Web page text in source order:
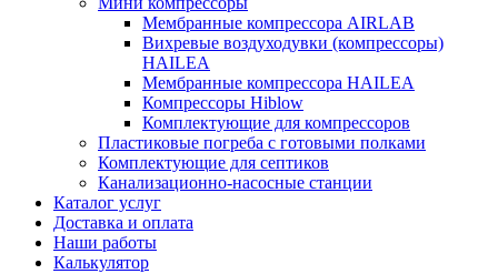
Мембранные компрессора AIRLAB
Вихревые воздуходувки (компрессоры)
HAILEA
Мембранные компрессора HAILEA
Компрессоры Hiblow
Комплектующие для компрессоров
Пластиковые погреба с готовыми полками
Комплектующие для септиков
Канализационно-насосные станции
Каталог услуг
Доставка и оплата
Наши работы
Калькулятор